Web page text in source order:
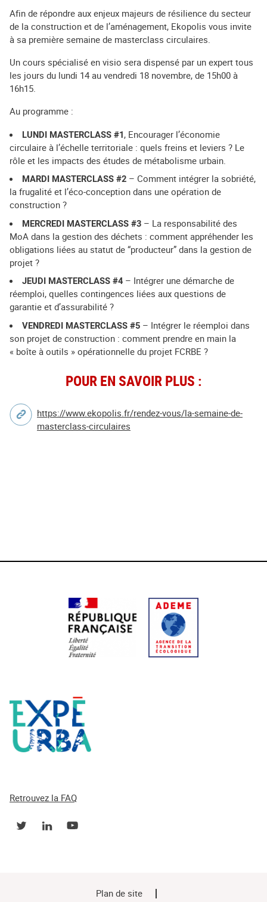
Afin de répondre aux enjeux majeurs de résilience du secteur
de la construction et de l’aménagement, Ekopolis vous invite
à sa première semaine de masterclass circulaires.
Un cours spécialisé en visio sera dispensé par un expert tous
les jours du lundi 14 au vendredi 18 novembre, de 15h00 à
16h15.
Au programme :
LUNDI MASTERCLASS #1, Encourager l’économie
circulaire à l’échelle territoriale : quels freins et leviers ? Le
rôle et les impacts des études de métabolisme urbain.
MARDI MASTERCLASS #2 – Comment intégrer la sobriété,
la frugalité et l’éco-conception dans une opération de
construction ?
MERCREDI MASTERCLASS #3 – La responsabilité des
MoA dans la gestion des déchets : comment appréhender les
obligations liées au statut de “producteur” dans la gestion de
projet ?
JEUDI MASTERCLASS #4 – Intégrer une démarche de
réemploi, quelles contingences liées aux questions de
garantie et d’assurabilité ?
VENDREDI MASTERCLASS #5 – Intégrer le réemploi dans
son projet de construction : comment prendre en main la
« boîte à outils » opérationnelle du projet FCRBE ?
POUR EN SAVOIR PLUS :
https://www.ekopolis.fr/rendez-vous/la-semaine-de-
masterclass-circulaires
Retrouvez la FAQ
Plan de site